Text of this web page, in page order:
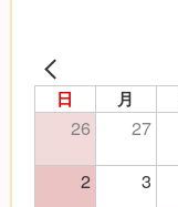
日 月
26 27
2
3